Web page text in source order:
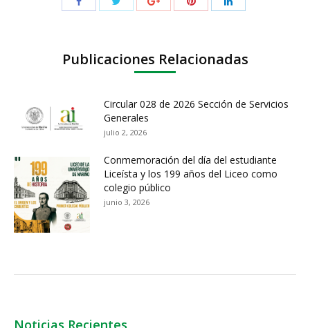
Publicaciones Relacionadas
Circular 028 de 2026 Sección de Servicios
Generales
julio 2, 2026
Conmemoración del día del estudiante
Liceísta y los 199 años del Liceo como
colegio público
junio 3, 2026
Noticias Recientes